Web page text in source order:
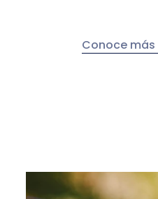
Conoce más